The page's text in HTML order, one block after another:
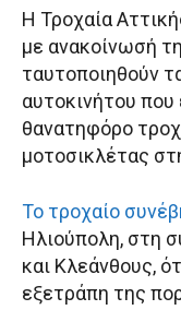
Η Τροχαία
με ανακοίνωσή
ταυτοποιηθούν
αυτοκινήτου που
θανατηφόρο
μοτοσικλέτας
Το τροχαίο
Ηλιούπολη, στη
και Κλεάνθους,
εξετράπη της